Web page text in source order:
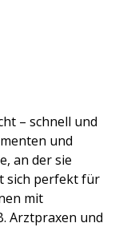
– schnell und
und
an der sie
sich perfekt für
mit
Arztpraxen und